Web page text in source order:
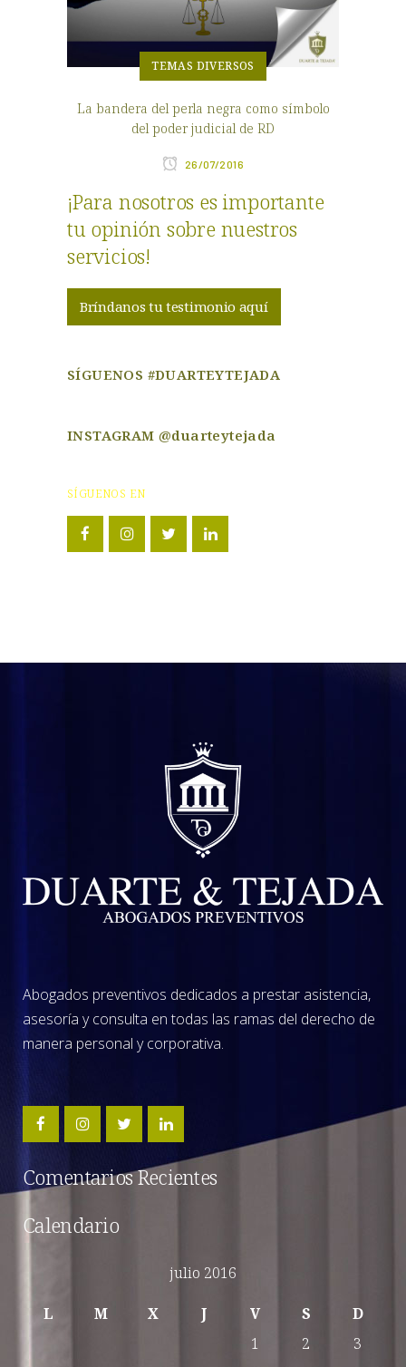
TEMAS DIVERSOS
La bandera del perla negra como símbolo
del poder judicial de RD
26/07/2016
¡Para nosotros es importante
tu opinión sobre nuestros
servicios!
Bríndanos tu testimonio aquí
SÍGUENOS #DUARTEYTEJADA
INSTAGRAM @duarteytejada
SÍGUENOS EN
Abogados preventivos dedicados a prestar asistencia,
asesoría y consulta en todas las ramas del derecho de
manera personal y corporativa.
Comentarios Recientes
Calendario
julio 2016
L M X J V S
D
1
2
3